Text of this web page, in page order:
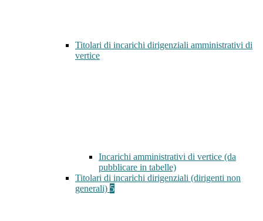
Titolari di incarichi dirigenziali amministrativi di
vertice
Incarichi amministrativi di vertice (da
pubblicare in tabelle)
Titolari di incarichi dirigenziali (dirigenti non
generali) 5